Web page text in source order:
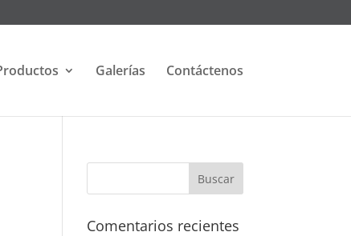
Galerías Contáctenos
Comentarios recientes